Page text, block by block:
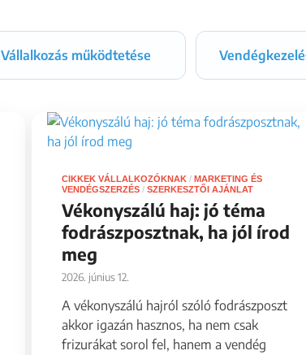
Vállalkozás működtetése
CIKKEK VÁLLALKOZÓKNAK/ MARKETING ÉS
VENDÉGSZERZÉS/ SZERKESZTŐI AJÁNLAT
Vékonyszálú haj: jó téma
fodrászposztnak, ha jól írod
meg
2026. június 12.
A vékonyszálú hajról szóló fodrászposzt
akkor igazán hasznos, ha nem csak
frizurákat sorol fel, hanem a vendég